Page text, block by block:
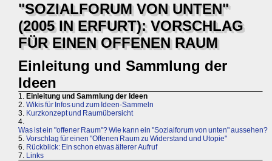
"SOZIALFORUM VON UNTEN"
(2005 IN ERFURT): VORSCHLAG
FÜR EINEN OFFENEN RAUM
Einleitung und Sammlung der
Ideen
1. Einleitung und Sammlung der Ideen
2. Wikis für Infos und zum Ideen-Sammeln
3. Kurzkonzept und Raumübersicht
4.
Was ist ein "offener Raum"? Wie kann ein "Sozialforum von unten" aussehen?
5. Vorschlag für einen "Offenen Raum zu Widerstand und Utopie"
6. Rückblick: Ein schon etwas älterer Aufruf
7. Links